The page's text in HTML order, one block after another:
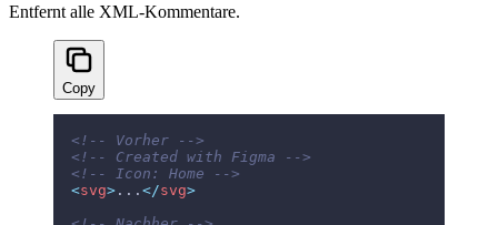
Entfernt alle XML-Kommentare.
Copy
<!-- Vorher -->
<!-- Created with Figma -->
<!-- Icon: Home -->
<svg> ... </svg>